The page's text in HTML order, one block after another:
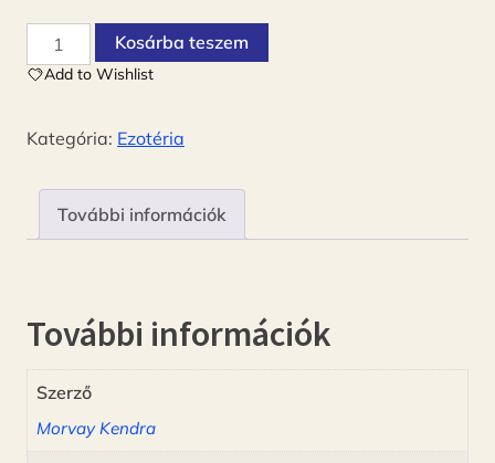
Sorslapok
-
kezdőknek
Kosárba teszem
Add to Wishlist
Kategória: Ezotéria
További információk
További információk
Szerző
Morvay Kendra